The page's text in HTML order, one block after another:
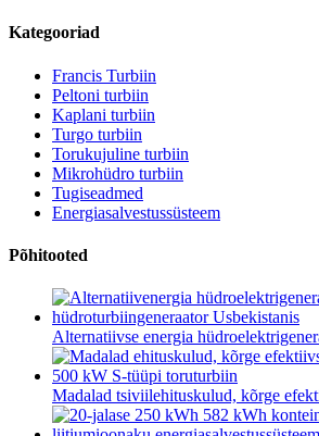
Kategooriad
Francis Turbiin
Peltoni turbiin
Kaplani turbiin
Turgo turbiin
Torukujuline turbiin
Mikrohüdro turbiin
Tugiseadmed
Energiasalvestussüsteem
Põhitooted
Alternatiivse energia
Madalad tsiviilehituskulud, kõrge